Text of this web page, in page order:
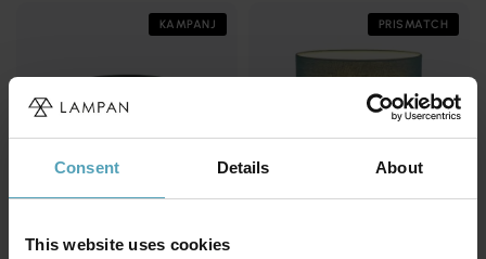
Consent Details About
This website uses cookies
KAMPANJ PRISMATCH